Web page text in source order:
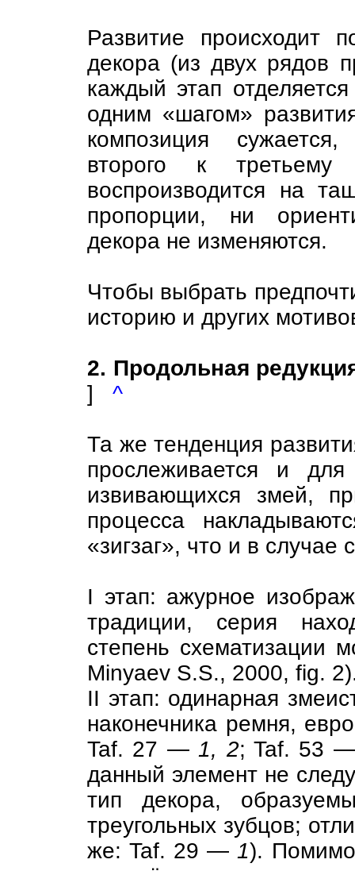
Развитие происходит
декора (из двух рядов
каждый этап
одним «шагом»
композиция
второго к
воспроизводится на
пропорции, ни
декора не изменяются.
Чтобы выбрать
историю и других
2. Продольная
] ^
Та же тенденция
прослеживается и
извивающихся змей,
процесса
«зигзаг», что и в
I этап: ажурное
традиции, серия
степень
Minyaev S.S., 2000, fig.
II этап: одинарная
наконечника ремня,
Taf. 27 — 1, 2; Taf. 53
данный элемент не
тип декора,
треугольных зубцов;
же: Taf. 29 — 1). Помимо